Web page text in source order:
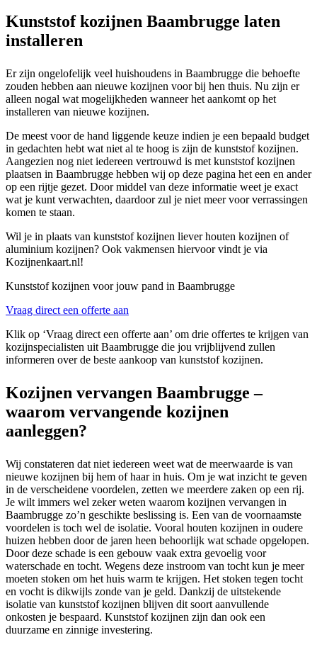
Kunststof kozijnen Baambrugge laten
installeren
Er zijn ongelofelijk veel huishoudens in Baambrugge die behoefte
zouden hebben aan nieuwe kozijnen voor bij hen thuis. Nu zijn er
alleen nogal wat mogelijkheden wanneer het aankomt op het
installeren van nieuwe kozijnen.
De meest voor de hand liggende keuze indien je een bepaald budget
in gedachten hebt wat niet al te hoog is zijn de kunststof kozijnen.
Aangezien nog niet iedereen vertrouwd is met kunststof kozijnen
plaatsen in Baambrugge hebben wij op deze pagina het een en ander
op een rijtje gezet. Door middel van deze informatie weet je exact
wat je kunt verwachten, daardoor zul je niet meer voor verrassingen
komen te staan.
Wil je in plaats van kunststof kozijnen liever houten kozijnen of
aluminium kozijnen? Ook vakmensen hiervoor vindt je via
Kozijnenkaart.nl!
Kunststof kozijnen voor jouw pand in Baambrugge
Vraag direct een offerte aan
Klik op ‘Vraag direct een offerte aan’ om drie offertes te krijgen van
kozijnspecialisten uit Baambrugge die jou vrijblijvend zullen
informeren over de beste aankoop van kunststof kozijnen.
Kozijnen vervangen Baambrugge –
waarom vervangende kozijnen
aanleggen?
Wij constateren dat niet iedereen weet wat de meerwaarde is van
nieuwe kozijnen bij hem of haar in huis. Om je wat inzicht te geven
in de verscheidene voordelen, zetten we meerdere zaken op een rij.
Je wilt immers wel zeker weten waarom kozijnen vervangen in
Baambrugge zo’n geschikte beslissing is. Een van de voornaamste
voordelen is toch wel de isolatie. Vooral houten kozijnen in oudere
huizen hebben door de jaren heen behoorlijk wat schade opgelopen.
Door deze schade is een gebouw vaak extra gevoelig voor
waterschade en tocht. Wegens deze instroom van tocht kun je meer
moeten stoken om het huis warm te krijgen. Het stoken tegen tocht
en vocht is dikwijls zonde van je geld. Dankzij de uitstekende
isolatie van kunststof kozijnen blijven dit soort aanvullende
onkosten je bespaard. Kunststof kozijnen zijn dan ook een
duurzame en zinnige investering.